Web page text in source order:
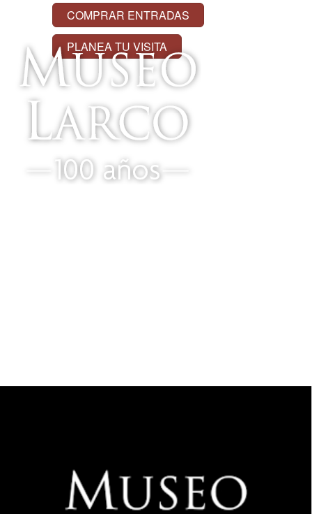
COMPRAR ENTRADAS
PLANEA TU VISITA